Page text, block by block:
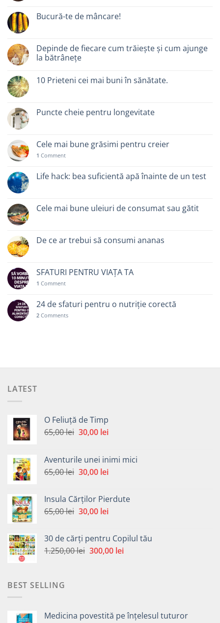
Bucură-te de mâncare!
Depinde de fiecare cum trăiește și cum ajunge
la bătrânețe
10 Prieteni cei mai buni în sănătate.
Puncte cheie pentru longevitate
Cele mai bune grăsimi pentru creier
1 Comment
Life hack: bea suficientă apă înainte de un test
Cele mai bune uleiuri de consumat sau gătit
De ce ar trebui să consumi ananas
SFATURI PENTRU VIAȚA TA
1 Comment
24 de sfaturi pentru o nutriție corectă
2 Comments
LATEST
O Feliuță de Timp
65,00lei Prețul
fost:
65,00 lei.
30,00 leiPrețul
30,00 lei.
Aventurile unei inimi mici
65,00lei Prețul
fost:
65,00 lei.
30,00 leiPrețul
30,00 lei.
Insula Cărților Pierdute
65,00lei Prețul
fost:
65,00 lei.
30,00 leiPrețul
30,00 lei.
30 de cărți pentru Copilul tău
1.250,00lei Prețul
300,00 leiPrețul
BEST SELLING
Medicina povestită pe înțelesul tuturor